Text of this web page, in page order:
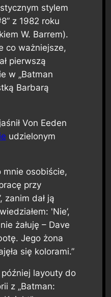
stylem
z 1982 roku
W. Barrem).
co ważniejsze,
pierwszą
w „Batman
Barbarą
Von Eeden
udzielonym
mnie osobiście,
przy
zanim dał ją
'Nie’,
żałuję – Dave
Jego żona
się kolorami.”
później layouty do
z „Batman: